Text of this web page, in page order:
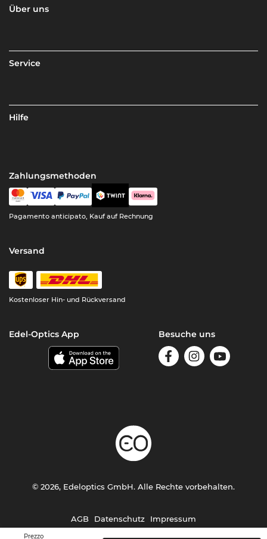
Prezzo
Über uns
Service
Hilfe
Zahlungsmethoden
Pagamento anticipato, Kauf auf Rechnung
Versand
Kostenloser Hin- und Rückversand
Edel-Optics App Besuche uns
AGB Datenschutz Impressum
© 2026, Edeloptics GmbH. Alle Rechte vorbehalten.